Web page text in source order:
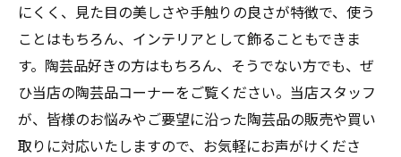
にくく、見た目の美しさや手触りの良さが特徴で、使う
ことはもちろん、インテリアとして飾ることもできま
す。陶芸品好きの方はもちろん、そうでない方でも、ぜ
ひ当店の陶芸品コーナーをご覧ください。当店スタッフ
が、皆様のお悩みやご要望に沿った陶芸品の販売や買い
取りに対応いたしますので、お気軽にお声がけくださ